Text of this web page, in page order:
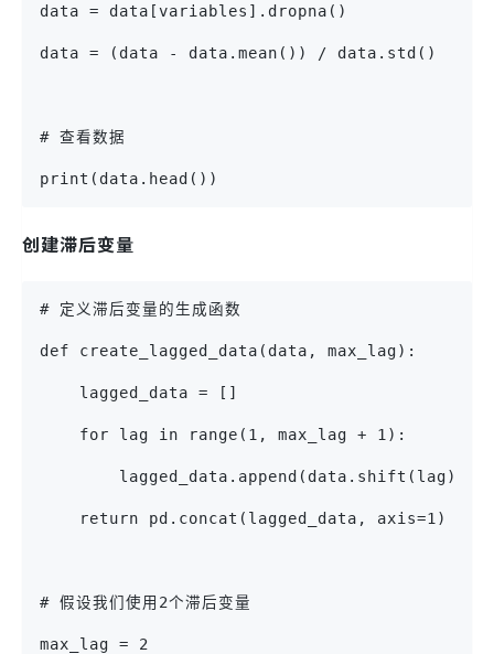
data = data[variables].dropna()
data = (data - data.mean()) / data.std()
# 查看数据
print(data.head())
创建滞后变量
# 定义滞后变量的生成函数
def create_lagged_data(data, max_lag):
    lagged_data = []
    for lag in range(1, max_lag + 1):
        lagged_data.append(data.shift(lag))
    return pd.concat(lagged_data, axis=1)
# 假设我们使用2个滞后变量
max_lag = 2